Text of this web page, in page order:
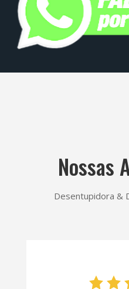
Nossas
Desentupidora &